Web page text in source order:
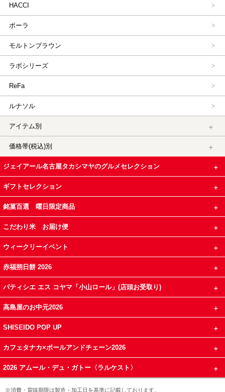
HACCI
ポーラ
モルトンブラウン
ラボシリーズ
ReFa
ルナソル
アイテム別
価格帯(税込)別
ジェイアール名古屋タカシマヤのグルメセレクション
ギフトセレクション
銘菓百選 曜日限定商品
こだわり米 お届け便
ウィークリーイベント
赤福朔日餅 2026
パティシエ エス コヤマ「小山ロール」(店頭お受取り)
高島屋のお中元2026
SHISEIDO POP UP
カフェタナカ×ボールアンドチェーン2026
2026 アムール・デュ・ガトー〈ラルケスト〉
※消費・賞味期限は製造・加工日を基準に記載しております。